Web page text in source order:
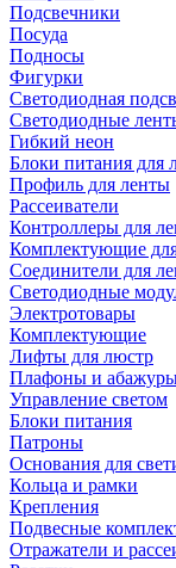
Подсвечники
Посуда
Подносы
Фигурки
Светодиодная
Светодиодные
Гибкий неон
Блоки питания для
Профиль для ленты
Рассеиватели
Контроллеры для
Комплектующие
Соединители для
Светодиодные
Электротовары
Комплектующие
Лифты для люстр
Плафоны и
Управление светом
Блоки питания
Патроны
Основания для
Кольца и рамки
Крепления
Подвесные
Отражатели и